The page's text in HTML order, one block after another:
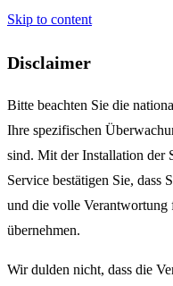
Skip to content
Disclaimer
Bitte beachten Sie die
Ihre spezifischen
sind. Mit der Installation der
Service bestätigen Sie, dass
und die volle Verantwortung
übernehmen.
Wir dulden nicht, dass die